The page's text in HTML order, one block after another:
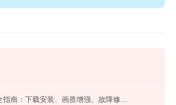
暴风影音使用完全指南：下载安装、画质增强、故障修复与播放器对比